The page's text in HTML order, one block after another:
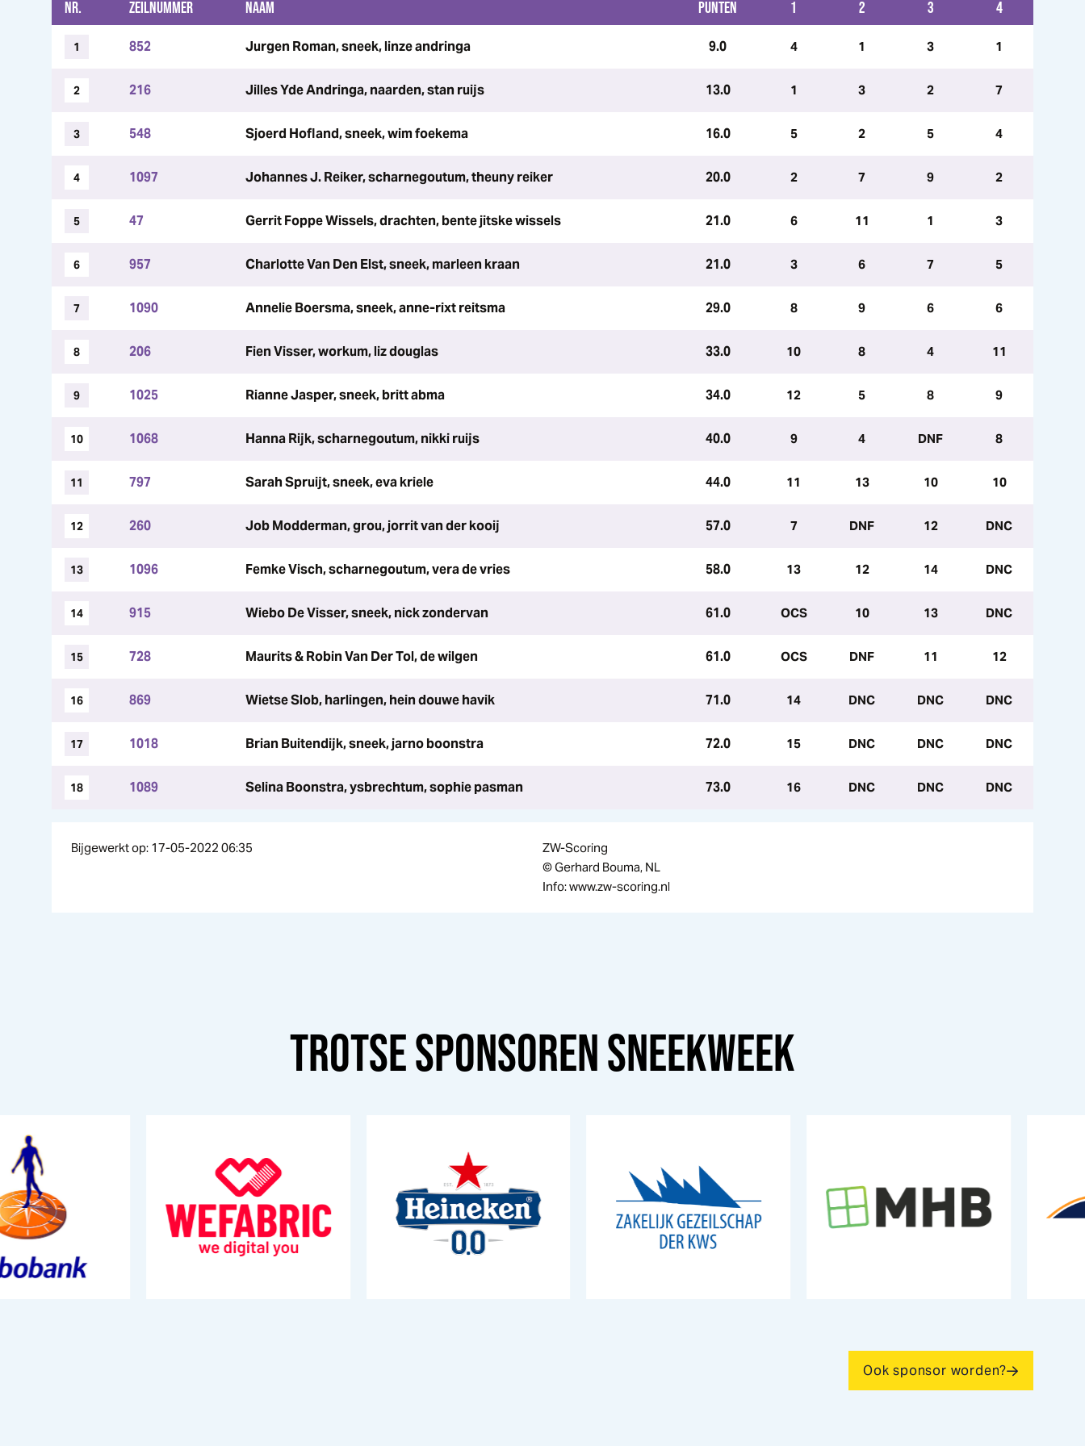
NR. ZEILNUMMER NAAM PUNTEN 1 2 3 4
1 852 Jurgen Roman, sneek, linze andringa 9.0 4 1 3 1
2 216 Jilles Yde Andringa, naarden, stan ruijs 13.0 1 3 2 7
3 548 Sjoerd Hofland, sneek, wim foekema 16.0 5 2 5 4
4 1097 Johannes J. Reiker, scharnegoutum, theuny reiker 20.0 2 7 9 2
5 47 Gerrit Foppe Wissels, drachten, bente jitske wissels 21.0 6 11 1 3
6 957 Charlotte Van Den Elst, sneek, marleen kraan 21.0 3 6 7 5
7 1090 Annelie Boersma, sneek, anne-rixt reitsma 29.0 8 9 6 6
8 206 Fien Visser, workum, liz douglas 33.0 10 8 4 11
9 1025 Rianne Jasper, sneek, britt abma 34.0 12 5 8 9
10 1068 Hanna Rijk, scharnegoutum, nikki ruijs 40.0 9 4 DNF 8
11 797 Sarah Spruijt, sneek, eva kriele 44.0 11 13 10 10
12 260 Job Modderman, grou, jorrit van der kooij 57.0 7 DNF 12 DNC
13 1096 Femke Visch, scharnegoutum, vera de vries 58.0 13 12 14 DNC
14 915 Wiebo De Visser, sneek, nick zondervan 61.0 OCS 10 13 DNC
15 728 Maurits & Robin Van Der Tol, de wilgen 61.0 OCS DNF 11 12
16 869 Wietse Slob, harlingen, hein douwe havik 71.0 14 DNC DNC DNC
17 1018 Brian Buitendijk, sneek, jarno boonstra 72.0 15 DNC DNC DNC
18 1089 Selina Boonstra, ysbrechtum, sophie pasman 73.0 16 DNC DNC DNC
Bijgewerkt op: 17-05-2022 06:35
ZW-Scoring
© Gerhard Bouma, NL
Info: www.zw-scoring.nl
TROTSE SPONSORENSNEEKWEEK
Ook sponsor worden?